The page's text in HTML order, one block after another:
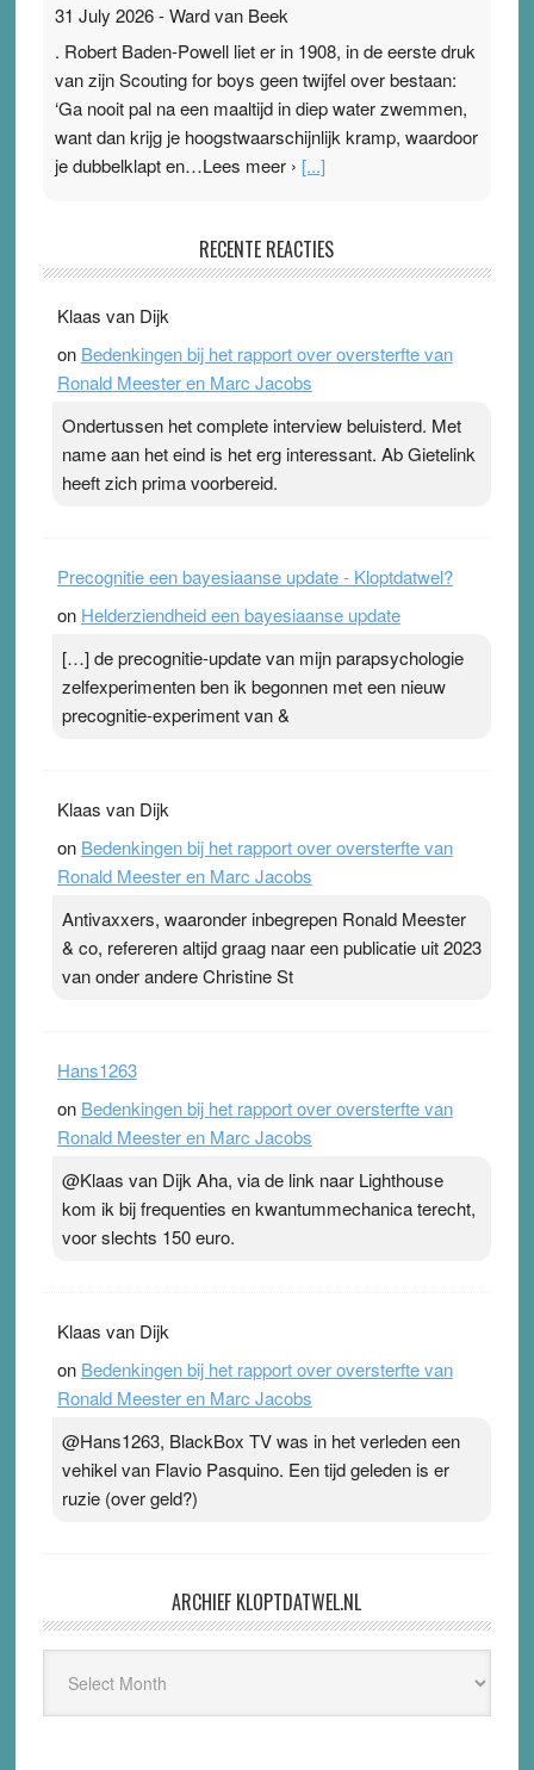
31 July 2026-Ward van Beek
. Robert Baden-Powell liet er in 1908, in de eerste druk
van zijn Scouting for boys geen twijfel over bestaan:
‘Ga nooit pal na een maaltijd in diep water zwemmen,
want dan krijg je hoogstwaarschijnlijk kramp, waardoor
je dubbelklapt en…Lees meer › [...]
Ward van Beek
topsporters. Ze hopen ermee hun hartslag te verlagen
terwijl ze meer zuurstof opnemen. Daarop heeft zo’n
pleister geen effect. Maar het gevoel ‘makkelijker te
Pleisterplakkers in de topspsort ›[...]
RECENTE REACTIES
Klaas van Dijk
on Bedenkingen bij het rapport over oversterfte van
Ronald Meester en Marc Jacobs
Ondertussen het complete interview beluisterd. Met
name aan het eind is het erg interessant. Ab Gietelink
heeft zich prima voorbereid.
Precognitie een bayesiaanse update - Kloptdatwel?
on Helderziendheid een bayesiaanse update
[…] de precognitie-update van mijn parapsychologie
zelfexperimenten ben ik begonnen met een nieuw
precognitie-experiment van &
Klaas van Dijk
on Bedenkingen bij het rapport over oversterfte van
Ronald Meester en Marc Jacobs
Antivaxxers, waaronder inbegrepen Ronald Meester
& co, refereren altijd graag naar een publicatie uit 2023
van onder andere Christine St
Hans1263
on Bedenkingen bij het rapport over oversterfte van
Ronald Meester en Marc Jacobs
@Klaas van Dijk Aha, via de link naar Lighthouse
kom ik bij frequenties en kwantummechanica terecht,
voor slechts 150 euro.
Klaas van Dijk
on Bedenkingen bij het rapport over oversterfte van
Ronald Meester en Marc Jacobs
@Hans1263, BlackBox TV was in het verleden een
vehikel van Flavio Pasquino. Een tijd geleden is er
ruzie (over geld?)
ARCHIEF KLOPTDATWEL.NL
Kloptdatwel.nl